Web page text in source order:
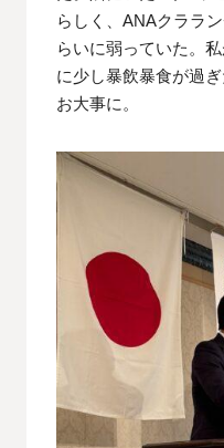
らしく、ANAクララ
らいに弱っていた。
に少し暴飲暴食が過
お大事に。